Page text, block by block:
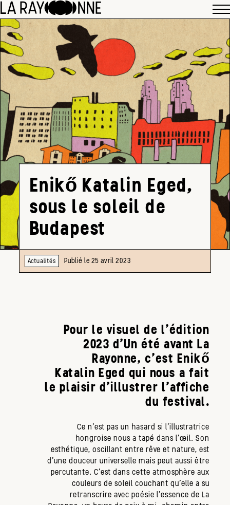
Enikő Katalin Eged,
sous le soleil de
Budapest
Actualités Publié le 25 avril 2023
Pour le visuel de l’édition
2023 d’Un été avant La
Rayonne, c’est Enikő
Katalin Eged qui nous a fait
le plaisir d’illustrer l’affiche
du festival.
Ce n’est pas un hasard si l’illustratrice
hongroise nous a tapé dans l’œil. Son
esthétique, oscillant entre rêve et nature, est
d’une douceur universelle mais peut aussi être
percutante. C’est dans cette atmosphère aux
couleurs de soleil couchant qu’elle a su
retranscrire avec poésie l’essence de La